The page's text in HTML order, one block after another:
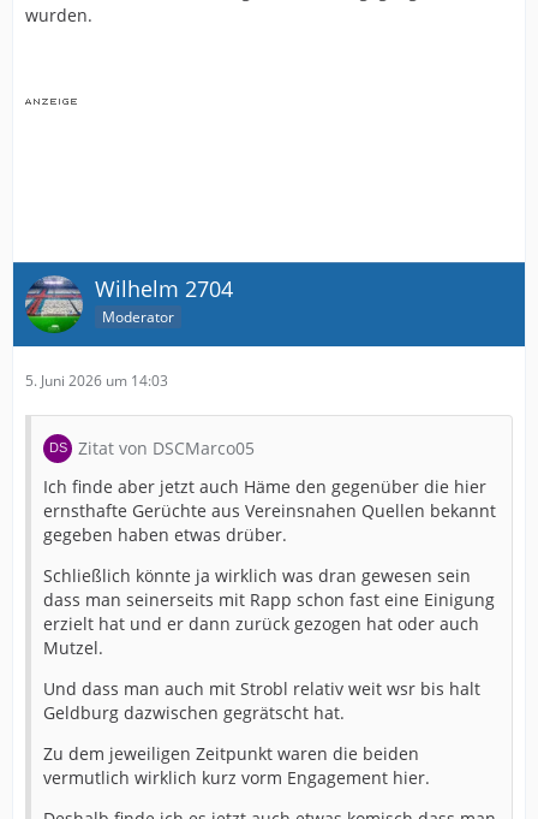
wurden.
Wilhelm 2704
Moderator
5. Juni 2026 um 14:03
Zitat von DSCMarco05
Ich finde aber jetzt auch Häme den gegenüber die hier
ernsthafte Gerüchte aus Vereinsnahen Quellen bekannt
gegeben haben etwas drüber.
Schließlich könnte ja wirklich was dran gewesen sein
dass man seinerseits mit Rapp schon fast eine Einigung
erzielt hat und er dann zurück gezogen hat oder auch
Mutzel.
Und dass man auch mit Strobl relativ weit wsr bis halt
Geldburg dazwischen gegrätscht hat.
Zu dem jeweiligen Zeitpunkt waren die beiden
vermutlich wirklich kurz vorm Engagement hier.